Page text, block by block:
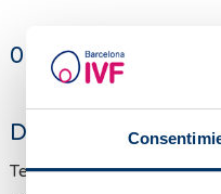
0 comentarios
Deja un comentario
Tenemos muchas